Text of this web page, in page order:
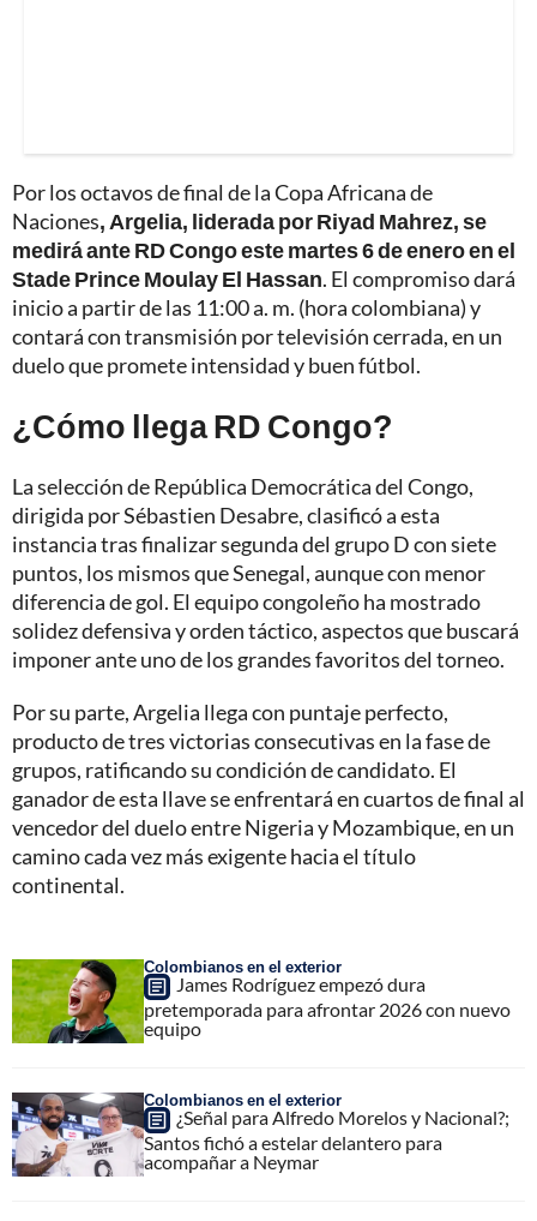
Por los octavos de final de la Copa Africana de
Naciones, Argelia, liderada por Riyad Mahrez, se
medirá ante RD Congo este martes 6 de enero en el
Stade Prince Moulay El Hassan. El compromiso dará
inicio a partir de las 11:00 a. m. (hora colombiana) y
contará con transmisión por televisión cerrada, en un
duelo que promete intensidad y buen fútbol.
¿Cómo llega RD Congo?
La selección de República Democrática del Congo,
dirigida por Sébastien Desabre, clasificó a esta
instancia tras finalizar segunda del grupo D con siete
puntos, los mismos que Senegal, aunque con menor
diferencia de gol. El equipo congoleño ha mostrado
solidez defensiva y orden táctico, aspectos que buscará
imponer ante uno de los grandes favoritos del torneo.
Por su parte, Argelia llega con puntaje perfecto,
producto de tres victorias consecutivas en la fase de
grupos, ratificando su condición de candidato. El
ganador de esta llave se enfrentará en cuartos de final al
vencedor del duelo entre Nigeria y Mozambique, en un
camino cada vez más exigente hacia el título
continental.
Colombianos en el exterior
James Rodríguez empezó dura
pretemporada para afrontar 2026 con nuevo
equipo
Colombianos en el exterior
¿Señal para Alfredo Morelos y Nacional?;
Santos fichó a estelar delantero para
acompañar a Neymar